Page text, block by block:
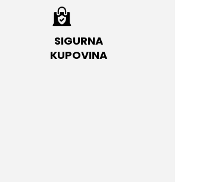
SIGURNA
KUPOVINA